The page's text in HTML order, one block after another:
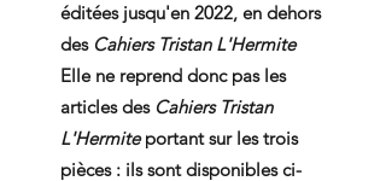
éditées jusqu'en 2022, en dehors
des Cahiers Tristan L'Hermite
Elle ne reprend donc pas les
articles des Cahiers Tristan
L'Hermiteportant sur les trois
pièces : ils sont disponibles ci-